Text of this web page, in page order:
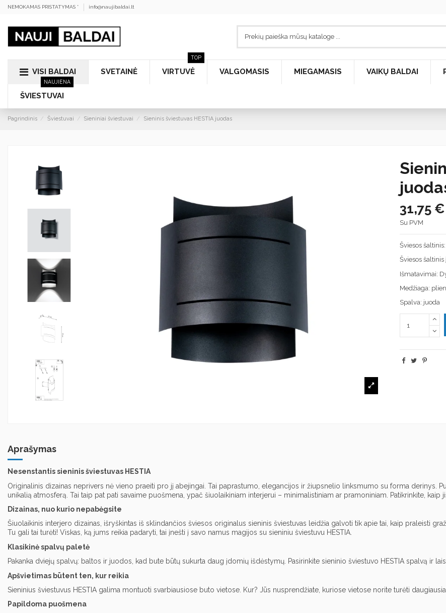
NEMOKAMAS PRISTATYMAS * info@naujibaldai.lt
VISI BALDAI SVETAINĖ VIRTUVĖ
TOP
VALGOMASIS MIEGAMASIS VAIKŲ BALDAI
ŠVIESTUVAI
NAUJIENA
Pagrindinis Šviestuvai Sieniniai šviestuvai Sieninis šviestuvas HESTIA juodas
31,75 €
Su PVM
Šviesos
Šviesos
Išmatavimai:
Medžiaga:
Spalva: juoda
Aprašymas
Nesenstantis sieninis šviestuvas HESTIA
Originalinis dizainas neprivers nė vieno praeiti pro jį abejingai. Tai paprastumo, elegancijos ir žiupsnelio linksmumo su forma derinys.
unikalią atmosferą. Tai taip pat pati savaime puošmena, ypač šiuolaikiniam interjerui – minimalistiniam ar pramoniniam. Patikrinkite, kaip
Dizainas, nuo kurio nepabėgsite
Šiuolaikinis interjero dizainas, išryškintas iš sklindančios šviesos originalus sieninis šviestuvas leidžia galvoti tik apie tai, kaip praleisti
Tu gali tai turėti! Viskas, ką jums reikia padaryti, tai įnešti į savo namus magijos su sieniniu šviestuvu HESTIA.
Klasikinė spalvų paletė
Pakanka dviejų spalvų: baltos ir juodos, kad bute būtų sukurta daug įdomių išdėstymų. Pasirinkite sieninio šviestuvo HESTIA spalvą ir
Apšvietimas būtent ten, kur reikia
Sieninius šviestuvus HESTIA galima montuoti svarbiausiose buto vietose. Kur? Jūs nusprendžiate, kuriose vietose norite turėti
Papildoma puošmena